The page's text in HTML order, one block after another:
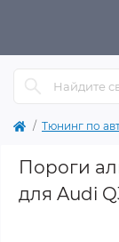
Тюнинг по
Пороги
для Audi